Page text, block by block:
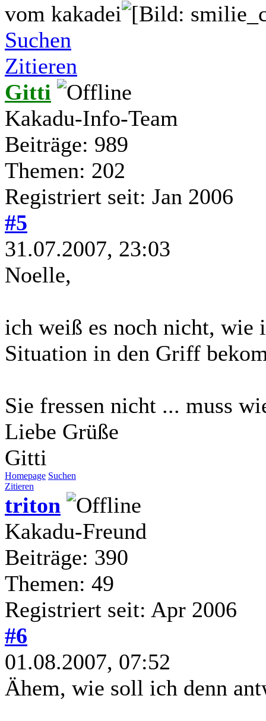
vom kakadei
Suchen
Zitieren
Gitti
Kakadu-Info-Team
Beiträge: 989
Themen: 202
Registriert seit: Jan 2006
#5
31.07.2007, 23:03
Noelle,
ich weiß es noch nicht, wie
Situation in den Griff
Sie fressen nicht ... muss
Liebe Grüße
Gitti
Homepage Suchen
Zitieren
triton
Kakadu-Freund
Beiträge: 390
Themen: 49
Registriert seit: Apr 2006
#6
01.08.2007, 07:52
Ähem, wie soll ich denn